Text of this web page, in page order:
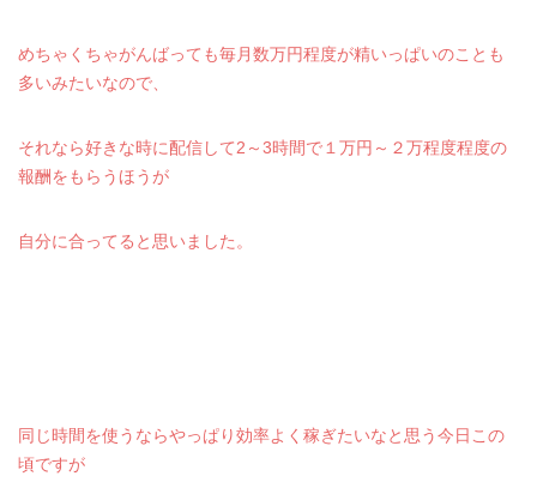
めちゃくちゃがんばっても毎月数万円程度が精いっぱいのことも
多いみたいなので、
それなら好きな時に配信して2～3時間で１万円～２万程度程度の
報酬をもらうほうが
自分に合ってると思いました。
同じ時間を使うならやっぱり効率よく稼ぎたいなと思う今日この
頃ですが